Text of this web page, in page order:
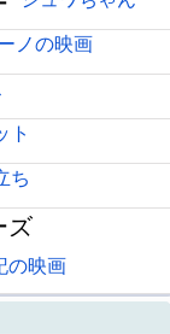
ノの映画
ト
ち
ズ
の映画